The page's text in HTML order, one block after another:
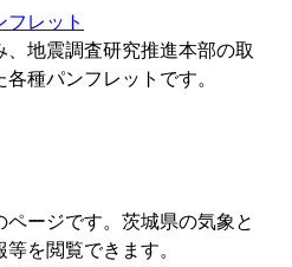
フレット
、地震調査研究推進本部の取
種パンフレットです。
ページです。茨城県の気象と
を閲覧できます。